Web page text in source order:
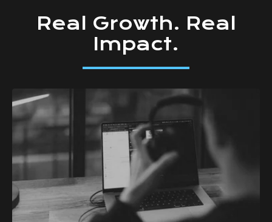
Real Growth. Real
Impact.